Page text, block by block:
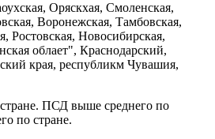
Оряскхая, Смоленская,
Воронежская, Тамбовская,
Ростовская, Новосибирская,
облает", Краснодарский,
края, республикм Чувашия,
ПСД выше среднего по
по стране.